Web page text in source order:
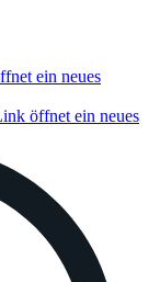
ein neues
öffnet ein neues